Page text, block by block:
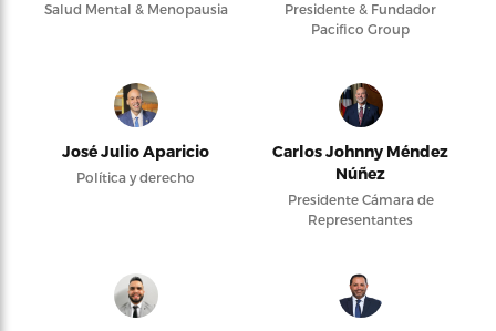
Salud Mental & Menopausia
Presidente & Fundador
Pacifico Group
José Julio Aparicio
Política y derecho
Carlos Johnny Méndez
Núñez
Presidente Cámara de
Representantes